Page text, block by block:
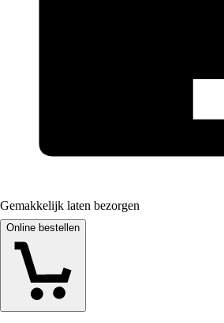
Gemakkelijk laten bezorgen
Online bestellen